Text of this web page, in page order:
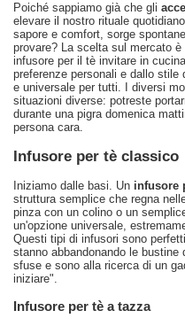
Poiché sappiamo già che gli
elevare il nostro rituale
sapore e comfort, sorge
provare? La scelta sul mercato
infusore per il tè invitare in
preferenze personali e dallo
e universale per tutti. I diversi
situazioni diverse: potreste
durante una pigra domenica
persona cara.
Infusore per tè classico
Iniziamo dalle basi. Un infusore
struttura semplice che regna
pinza con un colino o un
un'opzione universale,
Questi tipi di infusori sono
stanno abbandonando le
sfuse e sono alla ricerca di un
iniziare".
Infusore per tè a tazza